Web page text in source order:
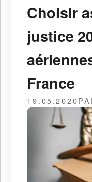
Choisir
justice
France
19.05.2020